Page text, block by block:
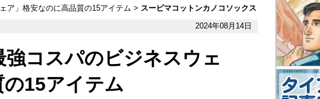
ア」格安なのに高品質の15アイテム
スーピマコットンカノコソックス
2024年08月14日
コスパのビジネスウェ
15アイテム